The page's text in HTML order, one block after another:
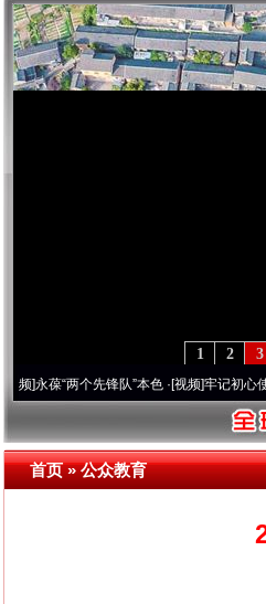
3
2
1
永葆“两个先锋队”本色·[视频]牢记初心使命 奋
首页»公众教育
网上购药对药下症？